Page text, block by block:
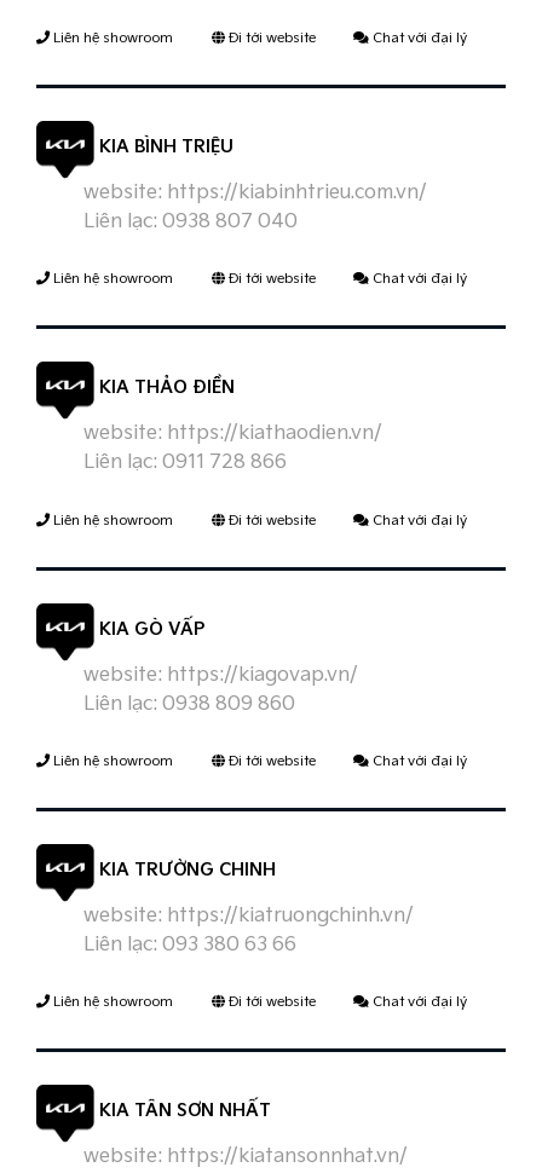
Liên hệ showroom Đi tới website Chat với đại lý
KIA BÌNH TRIỆU
website: https://kiabinhtrieu.com.vn/
Liên lạc: 0938 807 040
Liên hệ showroom Đi tới website Chat với đại lý
KIA THẢO ĐIỀN
website: https://kiathaodien.vn/
Liên lạc: 0911 728 866
Liên hệ showroom Đi tới website Chat với đại lý
KIA GÒ VẤP
website: https://kiagovap.vn/
Liên lạc: 0938 809 860
Liên hệ showroom Đi tới website Chat với đại lý
KIA TRƯỜNG CHINH
website: https://kiatruongchinh.vn/
Liên lạc: 093 380 63 66
Liên hệ showroom Đi tới website Chat với đại lý
KIA TÂN SƠN NHẤT
website: https://kiatansonnhat.vn/